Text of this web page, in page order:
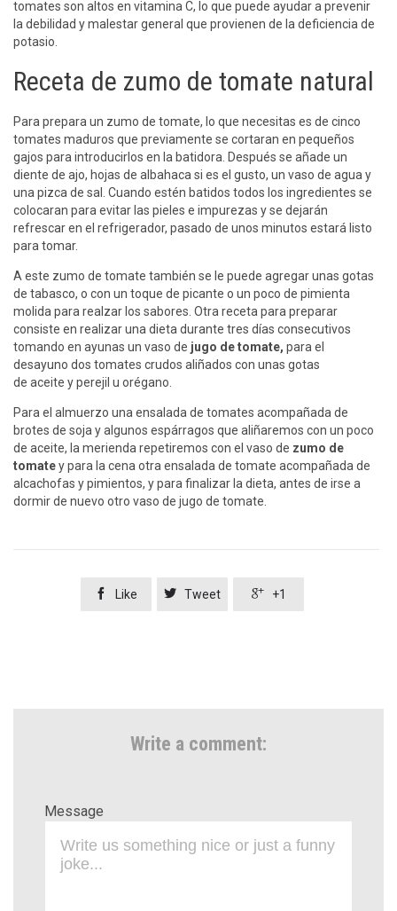
tomates son altos en vitamina C, lo que puede ayudar a prevenir
la debilidad y malestar general que provienen de la deficiencia de
potasio.
Receta de zumo de tomate natural
Para prepara un zumo de tomate, lo que necesitas es de cinco
tomates maduros que previamente se cortaran en pequeños
gajos para introducirlos en la batidora. Después se añade un
diente de ajo, hojas de albahaca si es el gusto, un vaso de agua y
una pizca de sal. Cuando estén batidos todos los ingredientes se
colocaran para evitar las pieles e impurezas y se dejarán
refrescar en el refrigerador, pasado de unos minutos estará listo
para tomar.
A este zumo de tomate también se le puede agregar unas gotas
de tabasco, o con un toque de picante o un poco de pimienta
molida para realzar los sabores. Otra receta para preparar
consiste en realizar una dieta durante tres días consecutivos
tomando en ayunas un vaso de jugo de tomate, para el
desayuno dos tomates crudos aliñados con unas gotas
de aceite y perejil u orégano.
Para el almuerzo una ensalada de tomates acompañada de
brotes de soja y algunos espárragos que aliñaremos con un poco
de aceite, la merienda repetiremos con el vaso de zumo de
tomatey para la cena otra ensalada de tomate acompañada de
alcachofas y pimientos, y para finalizar la dieta, antes de irse a
dormir de nuevo otro vaso de jugo de tomate.
 Like  Tweet  +1
Write a comment:
Message